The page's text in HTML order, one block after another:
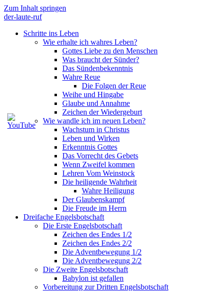
Zum Inhalt springen
der-laute-ruf
Schritte ins Leben
Wie erhalte ich wahres Leben?
Gottes Liebe zu den Menschen
Was braucht der Sünder?
Das Sündenbekenntnis
Wahre Reue
Die Folgen der Reue
Weihe und Hingabe
Glaube und Annahme
Zeichen der Wiedergeburt
Wie wandle ich im neuen Leben?
Wachstum in Christus
Leben und Wirken
Erkenntnis Gottes
Das Vorrecht des Gebets
Wenn Zweifel kommen
Lehren Vom Weinstock
Die heiligende Wahrheit
Wahre Heiligung
Der Glaubenskampf
Die Freude im Herrn
Dreifache Engelsbotschaft
Die Erste Engelsbotschaft
Zeichen des Endes 1/2
Zeichen des Endes 2/2
Die Adventbewegung 1/2
Die Adventbewegung 2/2
Die Zweite Engelsbotschaft
Babylon ist gefallen
Vorbereitung zur Dritten Engelsbotschaft